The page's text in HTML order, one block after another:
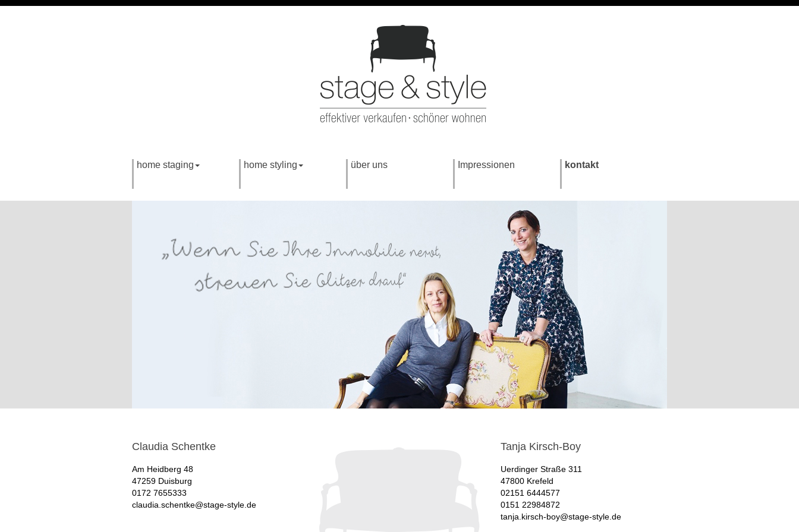
home staging home styling über uns Impressionen kontakt
Claudia Schentke
Am Heidberg 48
47259 Duisburg
0172 7655333
claudia.schentke@stage-style.de
Tanja Kirsch-Boy
Uerdinger Straße 311
47800 Krefeld
02151 6444577
0151 22984872
tanja.kirsch-boy@stage-style.de